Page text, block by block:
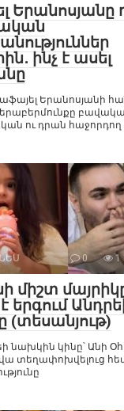
Երանոսյանը
ինչ է ասել
Երանոսյանի
ու դրան հաջորդող
0 1
միշտ
երգում
(տեսանյութ)
նախկին կինը՝ Անի
տեղափոխվելուց